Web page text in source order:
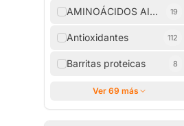
AMINOÁCIDOS AISLADOS
19
Antioxidantes 112
Barritas proteicas 8
Ver 69 más